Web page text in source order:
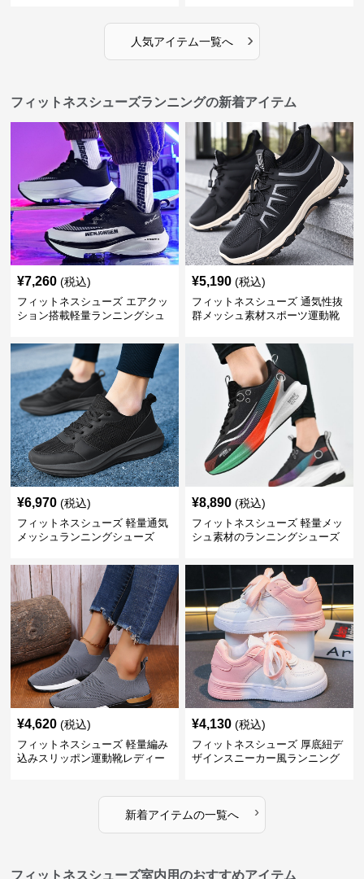
人気アイテム一覧へ ›
フィットネスシューズランニングの新着アイテム
¥7,260 (税込)
フィットネスシューズ エアクッ
ション搭載軽量ランニングシュ
¥5,190 (税込)
フィットネスシューズ 通気性抜
群メッシュ素材スポーツ運動靴
¥6,970 (税込)
フィットネスシューズ 軽量通気
メッシュランニングシューズ
¥8,890 (税込)
フィットネスシューズ 軽量メッ
シュ素材のランニングシューズ
¥4,620 (税込)
フィットネスシューズ 軽量編み
込みスリッポン運動靴レディー
¥4,130 (税込)
フィットネスシューズ 厚底紐デ
ザインスニーカー風ランニング
新着アイテムの一覧へ ›
フィットネスシューズ室内用のおすすめアイテム